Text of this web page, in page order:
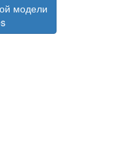
модели